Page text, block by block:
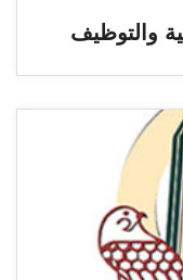
والتوظيف